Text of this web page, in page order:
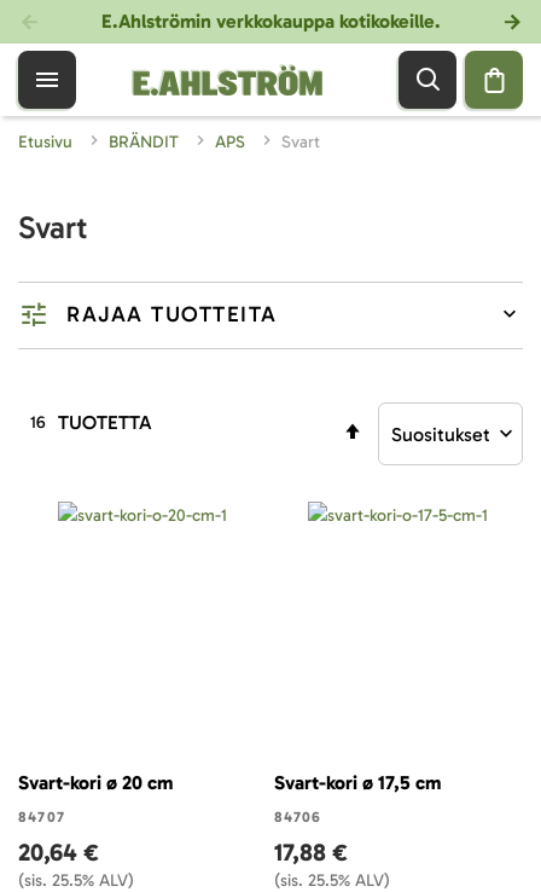
E.Ahlströmin verkkokauppa kotikokeille.
Etusivu BRÄNDIT APS Svart
Svart
16 TUOTETTA
Aseta
Svart-kori ø 20 cm
84707
20,64 €
(sis. 25.5% ALV)
Svart-kori ø 17,5 cm
84706
17,88 €
(sis. 25.5% ALV)
RAJAA TUOTTEITA